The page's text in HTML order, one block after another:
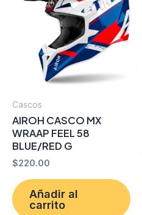
Cascos
AIROH CASCO MX
WRAAP FEEL 58
BLUE/RED G
$220.00
Añadir al
carrito